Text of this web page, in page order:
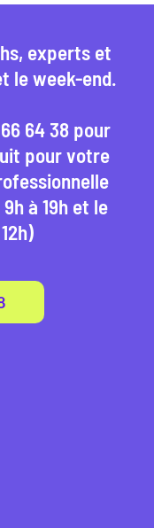
experts et
le week-end.
64 38 pour
pour votre
à 19h et le